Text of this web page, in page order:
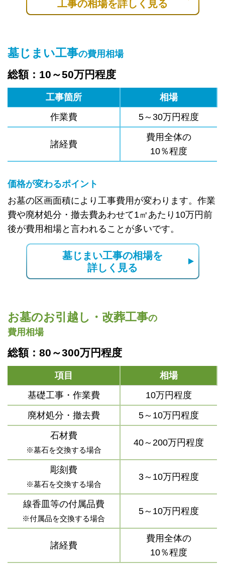
工事の相場を詳しく見る
墓じまい工事の費用相場
総額：10～50万円程度
工事箇所
相場
作業費
5～30万円程度
諸経費
費用全体の
10％程度
価格が変わるポイント
お墓の区画面積により工事費用が変わります。作業
費や廃材処分・撤去費あわせて1㎡あたり10万円前
後が費用相場と言われることが多いです。
墓じまい工事の相場を
詳しく見る
お墓のお引越し・改葬工事の
費用相場
総額：80～300万円程度
項目
相場
基礎工事・作業費
10万円程度
廃材処分・撤去費
5～10万円程度
石材費
※墓石を交換する場合
40～200万円程度
彫刻費
※墓石を交換する場合
3～10万円程度
線香皿等の付属品費
※付属品を交換する場合
5～10万円程度
諸経費
費用全体の
10％程度